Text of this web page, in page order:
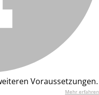
Voraussetzungen.
Mehr erfahren